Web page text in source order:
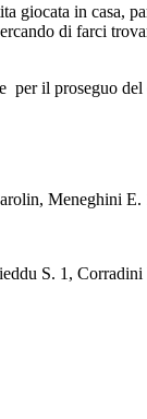
giocata in casa,
di farci
per il proseguo
Meneghini
S. 1,